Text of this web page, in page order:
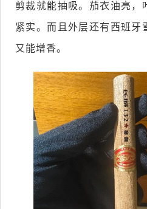
剪裁就能抽吸。茄衣油亮，
紧实。而且外层还有西班牙
又能增香。